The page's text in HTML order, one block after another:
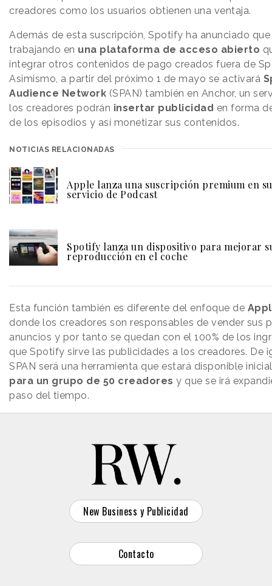
creadores como los usuarios obtienen una ventaja.
Además de esta suscripción, Spotify ha anunciado
trabajando en una plataforma de acceso abierto
integrar otros contenidos de pago creados fuera de
Asimismo, a partir del próximo 1 de mayo se activará
Audience Network (SPAN) también en Anchor, un
los creadores podrán insertar publicidad en forma
de los episodios y así monetizar sus contenidos.
NOTICIAS RELACIONADAS
Apple lanza una suscripción premium en su
servicio de Podcast
Spotify lanza un dispositivo para mejorar
reproducción en el coche
Esta función también es diferente del enfoque de
donde los creadores son responsables de vender sus
anuncios y por tanto se quedan con el 100% de los
que Spotify sirve las publicidades a los creadores. De
SPAN será una herramienta que estará disponible
para un grupo de 50 creadores y que se irá
paso del tiempo.
New Business y Publicidad
Contacto